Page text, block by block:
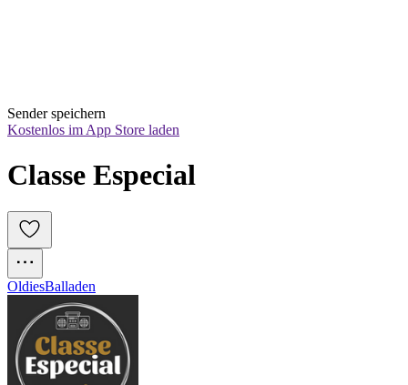
Sender speichern
Kostenlos im App Store laden
Classe Especial
OldiesBalladen